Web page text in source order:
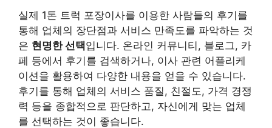
실제 1톤 트럭 포장이사를 이용한 사람들의 후기를
통해 업체의 장단점과 서비스 만족도를 파악하는 것
은 현명한 선택입니다. 온라인 커뮤니티, 블로그, 카
페 등에서 후기를 검색하거나, 이사 관련 어플리케
이션을 활용하여 다양한 내용을 얻을 수 있습니다.
후기를 통해 업체의 서비스 품질, 친절도, 가격 경쟁
력 등을 종합적으로 판단하고, 자신에게 맞는 업체
를 선택하는 것이 좋습니다.